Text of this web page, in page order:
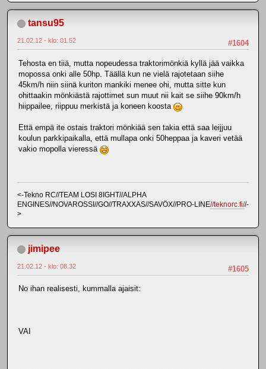
tansu95
#1604
21.02.12 - klo: 01.52
Tehosta en tiiä, mutta nopeudessa traktorimönkiä kyllä jää vaikka
mopossa onki alle 50hp. Täällä kun ne vielä rajotetaan siihe
45km/h niin siinä kuriton mankiki menee ohi, mutta sitte kun
ohittaakin mönkiästä rajottimet sun muut nii kait se siihe 90km/h
hiippailee, riippuu merkistä ja koneen koosta
Että empä ite ostais traktori mönkiää sen takia että saa leijjuu
koulun parkkipaikalla, että mullapa onki 50heppaa ja kaveri vetää
vakio mopolla vieressä
<-Tekno RC//TEAM LOSI 8IGHT//ALPHA
ENGINES//NOVAROSSI//GO//TRAXXAS//SAVÖX//PRO-LINE//teknorc.fi//-
>
jimipee
#1605
21.02.12 - klo: 08.32
No ihan realisesti, kummalla ajaisit:
VAI